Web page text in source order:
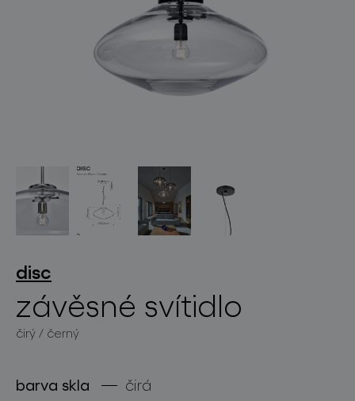
produkty
projekty
disc
závěsné svítidlo
čirý / černý
barva skla čirá